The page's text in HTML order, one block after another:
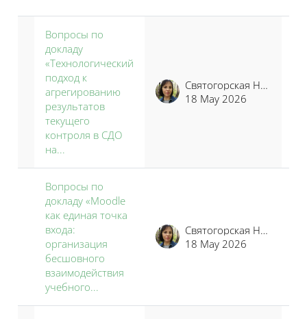
Вопросы по
докладу
«Технологический
подход к
агрегированию
результатов
текущего
контроля в СДО
на...
Святогорская Наталья Владимировна
18 May 2026
Вопросы по
докладу «Moodle
как единая точка
входа:
организация
бесшовного
взаимодействия
учебного...
Святогорская Наталья Владимировна
18 May 2026